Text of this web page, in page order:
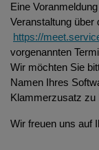
Eine
Veranstaltung über
https://
vorgenannten
Wir möchten Sie
Namen Ihres
Klammerzusatz zu
Wir freuen uns auf